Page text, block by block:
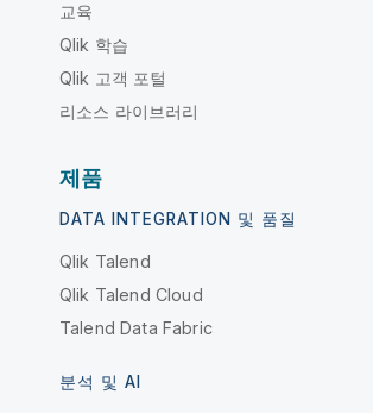
교육
Qlik 학습
Qlik 고객 포털
리소스 라이브러리
제품
DATA INTEGRATION 및 품질
Qlik Talend
Qlik Talend Cloud
Talend Data Fabric
분석 및 AI